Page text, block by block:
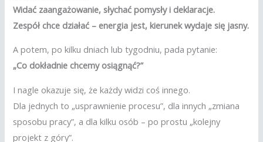
Widać zaangażowanie, słychać pomysły i deklaracje.
Zespół chce działać – energia jest, kierunek wydaje się jasny.
A potem, po kilku dniach lub tygodniu, pada pytanie:
„Co dokładnie chcemy osiągnąć?”
I nagle okazuje się, że każdy widzi coś innego.
Dla jednych to „usprawnienie procesu”, dla innych „zmiana
sposobu pracy”, a dla kilku osób – po prostu „kolejny
projekt z góry”.